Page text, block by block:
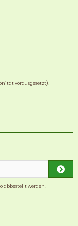
vorausgesetzt).
abbestellt werden.